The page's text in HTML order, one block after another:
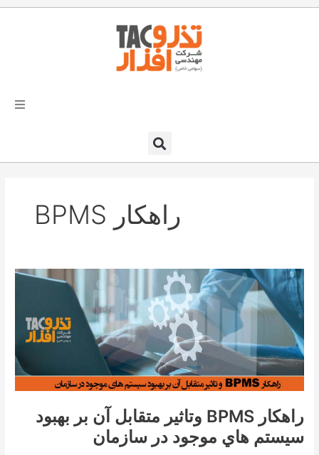
رفتن
دعوت به همکاری
تماس با ما
درخواست دمو
راهکار BPMS
راهکار BPMS وتاثير متقابل آن بر بهبود
سيستم هاي موجود در سازمان
راهکار
BPMS
وتاثير
متقابل
آن
بر
بهبود
سيستم
موجود
سازمان